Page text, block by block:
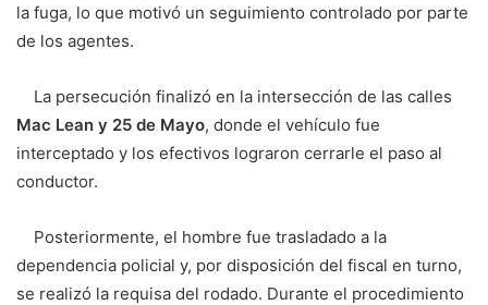
la fuga, lo que motivó un seguimiento controlado por parte
de los agentes.
La persecución finalizó en la intersección de las calles
Mac Lean y 25 de Mayo, donde el vehículo fue
interceptado y los efectivos lograron cerrarle el paso al
conductor.
Posteriormente, el hombre fue trasladado a la
dependencia policial y, por disposición del fiscal en turno,
se realizó la requisa del rodado. Durante el procedimiento